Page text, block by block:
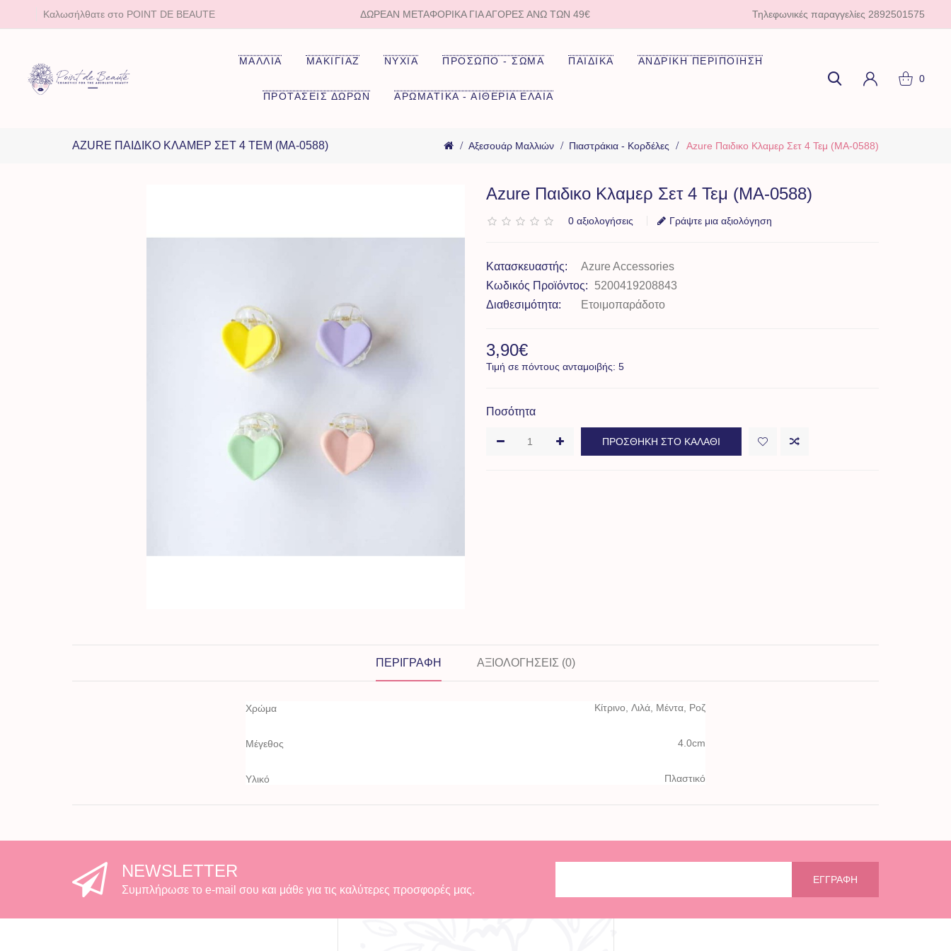
Καλωσήλθατε στο POINT DE BEAUTE ΔΩΡΕΑΝ ΜΕΤΑΦΟΡΙΚΑ ΓΙΑ ΑΓΟΡΈΣ ΆΝΩ ΤΩΝ 49€ Τηλεφωνικές παραγγελίες 2892501575
ΜΑΛΛΙΑ ΜΑΚΙΓΙΑΖ ΝΥΧΙΑ ΠΡΟΣΩΠΟ - ΣΩΜΑ ΠΑΙΔΙΚΑ ΑΝΔΡΙΚΗ ΠΕΡΙΠΟΙΗΣΗ
ΠΡΟΤΑΣΕΙΣ ΔΩΡΩΝ ΑΡΩΜΑΤΙΚΑ - ΑΙΘΕΡΙΑ ΕΛΑΙΑ
0
AZURE ΠΑΙΔΙΚΟ ΚΛΑΜΕΡ ΣΕΤ 4 ΤΕΜ (MA-0588) Αξεσουάρ Μαλλιών Πιαστράκια - Κορδέλες Azure Παιδικο Κλαμερ Σετ 4 Τεμ (MA-0588)
Azure Παιδικο Κλαμερ Σετ 4 Τεμ (MA-0588)
0 αξιολογήσεις Γράψτε μια αξιολόγηση
Κατασκευαστής:
Azure Accessories
Κωδικός Προϊόντος:
5200419208843
Διαθεσιμότητα:
Ετοιμοπαράδοτο
3,90€
Τιμή σε πόντους ανταμοιβής: 5
Ποσότητα
ΠΡΟΣΘΉΚΗ ΣΤΟ ΚΑΛΆΘΙ
ΠΕΡΙΓΡΑΦΉ ΑΞΙΟΛΟΓΉΣΕΙΣ (0)
Χρώμα Κίτρινο, Λιλά, Μέντα, Ροζ
Μέγεθος 4.0cm
Υλικό Πλαστικό
NEWSLETTER
Συμπλήρωσε το e-mail σου και μάθε για τις καλύτερες προσφορές μας.
ΕΓΓΡΑΦΉ